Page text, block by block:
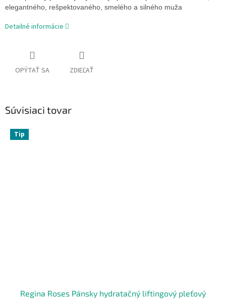
elegantného, rešpektovaného, smelého a silného muža
Detailné informácie
OPÝTAŤ SA ZDIEĽAŤ
Súvisiaci tovar
Tip
Regina Roses Pánsky hydratačný liftingový pleťový